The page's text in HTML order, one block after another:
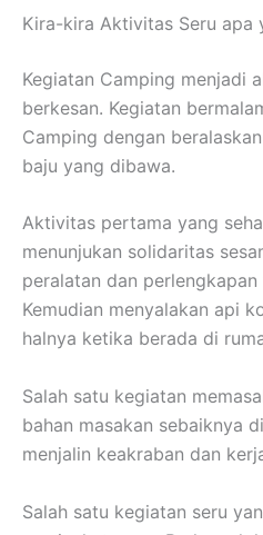
Kira-kira Aktivitas Seru apa
Kegiatan Camping menjadi
berkesan. Kegiatan
Camping dengan
baju yang dibawa.
Aktivitas pertama yang
menunjukan solidaritas
peralatan dan
Kemudian menyalakan api
halnya ketika berada di
Salah satu kegiatan
bahan masakan sebaiknya
menjalin keakraban dan
Salah satu kegiatan seru